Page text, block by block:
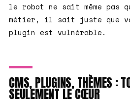
le robot ne sait même pas
métier, il sait juste que
plugin est vulnérable.
CMS, PLUGINS, THÈMES :
SEULEMENT LE CŒUR